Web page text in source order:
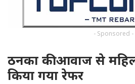
- Sponsored -
ठनका की आवाज से
किया गया रेफर